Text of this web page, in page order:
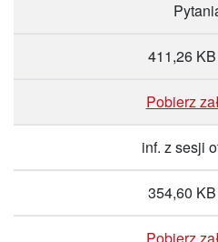
411,26 KB
Pobierz
inf. z sesji
354,60 KB